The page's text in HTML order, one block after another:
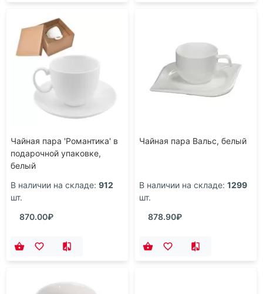
Чайная пара 'Романтика' в
подарочной упаковке,
белый
В наличии на складе: 912
шт.
870.00₽
Чайная пара Вальс, белый
В наличии на складе: 1299
шт.
878.90₽